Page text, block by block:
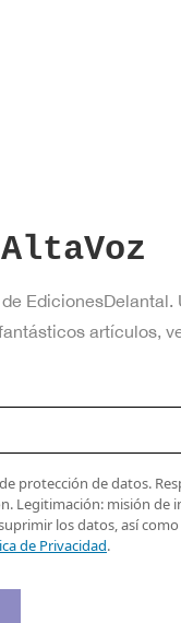
artículos,
protección de datos.
Legitimación: misión de
los datos, así
de Privacidad.